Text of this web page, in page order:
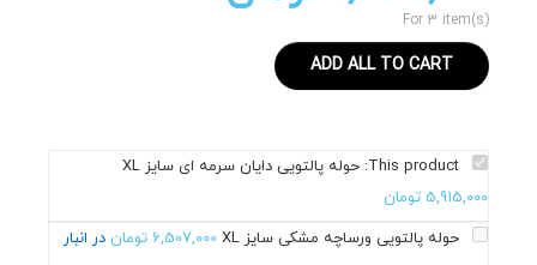
For 3 item(s)
ADD ALL TO CART
This product: حوله پالتویی دایان سرمه ای سایز XL
5,915,000 تومان
حوله پالتویی ورساچه مشکی سایز XL
6,507,000 تومان در انبار